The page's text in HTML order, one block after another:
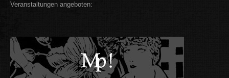
Veranstaltungen angeboten: